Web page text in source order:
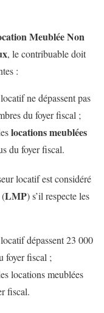
Meublée Non
, le contribuable doit
:
ne dépassent pas
du foyer fiscal ;
locations meublées
du foyer fiscal.
locatif est considéré
(LMP) s’il respecte les
dépassent 23 000
foyer fiscal ;
locations meublées
fiscal.